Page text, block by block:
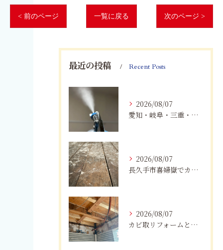
< 前のページ 一覧に戻る 次のページ >
最近の投稿 Recent Posts
2026/08/07
愛知・岐阜・三重・静岡でカビアレルギーにお悩みの方へ｜MIST工法®による安全なカビ対策と健康な住まいづくり
2026/08/07
長久手市喜婦嶽でカビに悩んだら｜住宅の湿気対策とプロによる解決方法
2026/08/07
カビ取リフォームと専門業者を比較！根本解決を選ぶポイント